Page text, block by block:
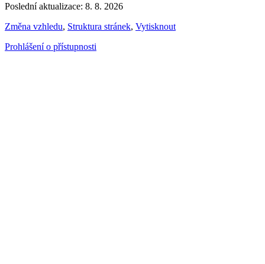
Poslední aktualizace: 8. 8. 2026
Změna vzhledu, Struktura stránek, Vytisknout
Prohlášení o přístupnosti